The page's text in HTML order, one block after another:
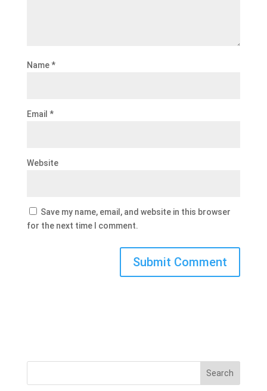
Name*
Email *
Website
Save my name, email, and website in this browser
for the next time I comment.